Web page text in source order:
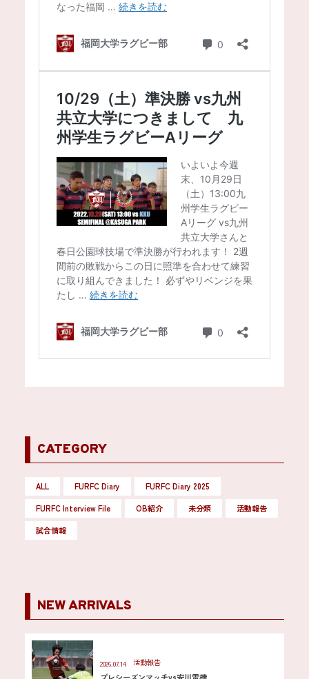
CATEGORY
ALL FURFC Diary
FURFC Diary 2025
FURFC Interview File
OB紹介 未分類
活動報告
試合情報
NEW ARRIVALS
2026.07.14 活動報告